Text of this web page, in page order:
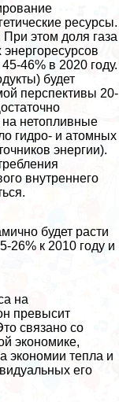
ресурсы.
При этом доля газа
46% в 2020 году.
будет
перспективы 20-
на нетопливные
гидро- и атомных
энергии).
внутреннего
будет расти
26% к 2010 году и
на
превысит
связано со
экономике,
экономии тепла и
его